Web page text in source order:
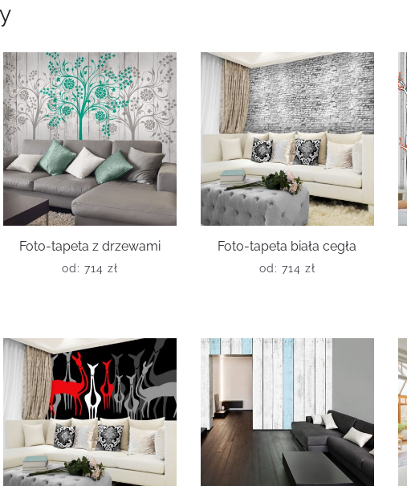
Foto-tapeta z drzewami
od: 714 zł
Foto-tapeta biała cegła
od: 714 zł